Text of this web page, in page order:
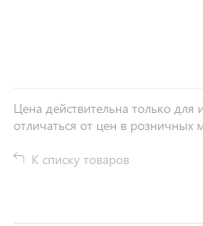
Цена действительна только
отличаться от цен в розничных
К списку товаров